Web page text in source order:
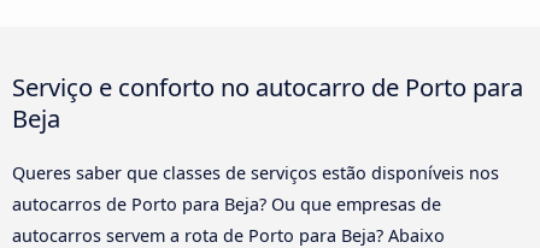
Serviço e conforto no autocarro de Porto para
Beja
Queres saber que classes de serviços estão disponíveis nos
autocarros de Porto para Beja? Ou que empresas de
autocarros servem a rota de Porto para Beja? Abaixo